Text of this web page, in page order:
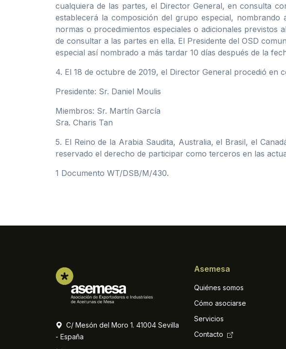
cualquiera de las partes, el Director General, en consulta
establecerá la composición del grupo especial,
normas o procedimientos especiales o adicionales
de consultar a las partes en ella. El Presidente del OSD
especial así nombrado a más tardar 10 días después de la
4. El 18 de octubre de 2019, el Director General procedió en
Presidente: Sr. Daniel Moulis
Miembros: Sr. Martín García
Sra. Charis Tan
5. El Reino de la Arabia Saudita, Australia, el Brasil, el
reservado el derecho de participar como terceros en las
1 Documento WT/DSB/M/430.
C/ Mesón del Moro 1. 41004 Sevilla
- España
Asemesa
Quiénes somos
Cómo asociarse
Servicios
Contacto